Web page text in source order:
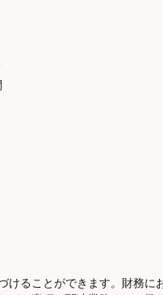
ることができます。財務に